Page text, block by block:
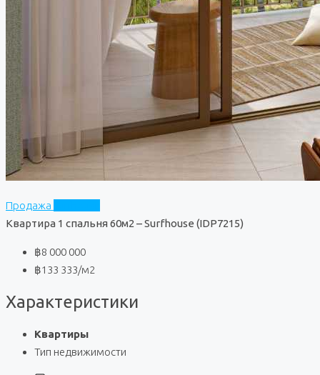
Продажа
Квартира 1 спальня 60м2 – Surfhouse (IDP7215)
฿8 000 000
฿133 333/м2
Характеристики
Квартиры
Тип недвижимости